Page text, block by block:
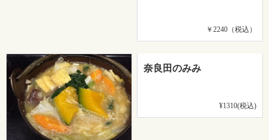
￥2240（税込）
奈良田のみみ
¥1310(税込)